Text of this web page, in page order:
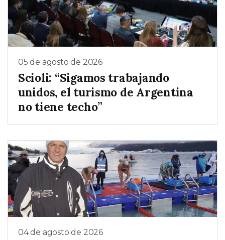
05 de agosto de 2026
Scioli: “Sigamos trabajando
unidos, el turismo de Argentina
no tiene techo”
04 de agosto de 2026